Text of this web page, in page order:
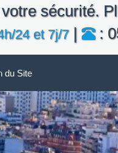
sécurité.
24 et 7j/7| :
du Site